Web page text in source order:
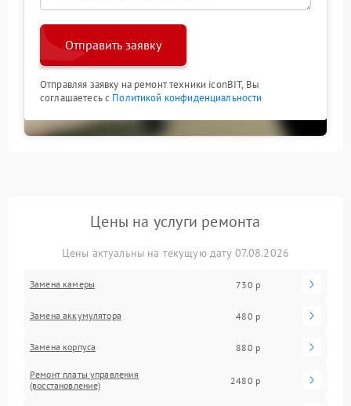
Отправить заявку
Отправляя заявку на ремонт техники iconBIT, Вы
соглашаетесь с Политикой конфиденциальности
Цены на услуги ремонта
Цены актуальны на текущую дату 07.08.2026
Замена камеры 730 р
Замена аккумулятора 480 р
Замена корпуса 880 р
Ремонт платы управления
(восстановление)
2480 р